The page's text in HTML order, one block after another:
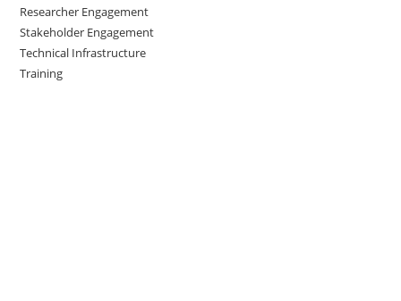
Researcher Engagement
Stakeholder Engagement
Technical Infrastructure
Training